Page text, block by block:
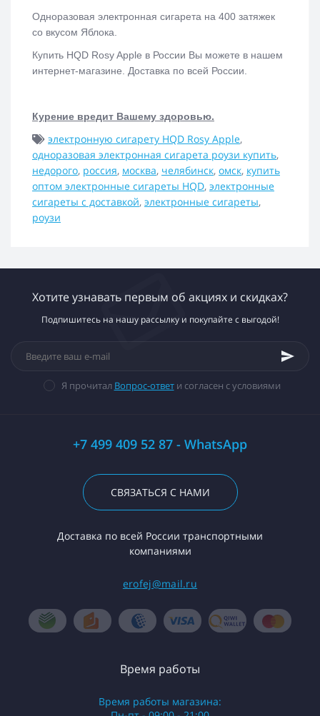
Одноразовая электронная сигарета на 400 затяжек
со вкусом Яблока.
Купить HQD Rosy Apple в России Вы можете в нашем
интернет-магазине. Доставка по всей России.
Курение вредит Вашему здоровью.
электронную сигарету HQD Rosy Apple,
одноразовая электронная сигарета роузи купить,
недорого, россия, москва, челябинск, омск, купить
оптом электронные сигареты HQD, электронные
сигареты с доставкой, электронные сигареты,
роузи
Хотите узнавать первым об акциях и скидках?
Подпишитесь на нашу рассылку и покупайте с выгодой!
Я прочитал Вопрос-ответи согласен с условиями
+7 499 409 52 87 - WhatsApp
СВЯЗАТЬСЯ С НАМИ
Доставка по всей России транспортными
компаниями
erofej@mail.ru
Время работы
Время работы магазина: